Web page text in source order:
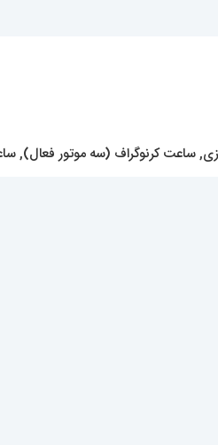
,ساعت کرنوگراف (سه موتور فعال),